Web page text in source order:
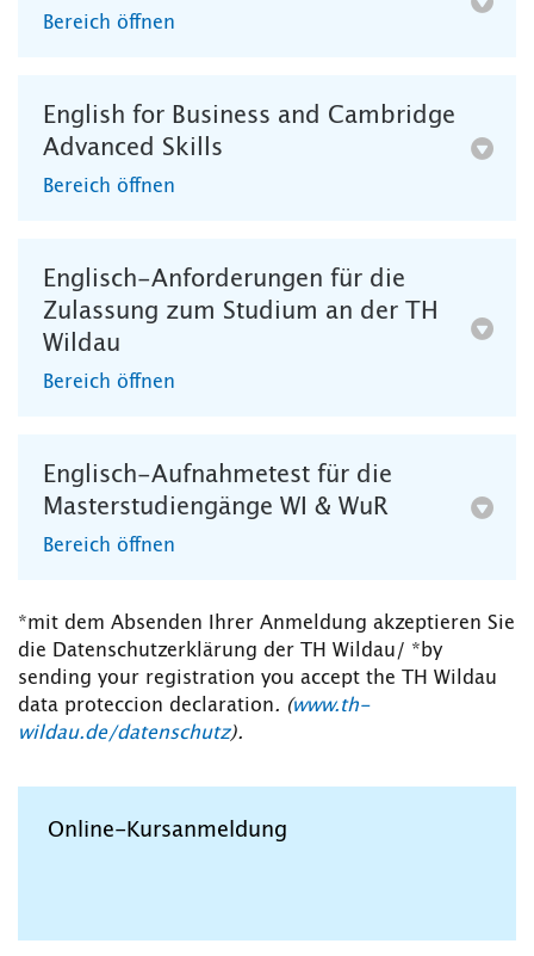
Bereich öffnen
English for Business and Cambridge
Advanced Skills
Bereich öffnen
Englisch-Anforderungen für die
Zulassung zum Studium an der TH
Wildau
Bereich öffnen
Englisch-Aufnahmetest für die
Masterstudiengänge WI & WuR
Bereich öffnen
*mit dem Absenden Ihrer Anmeldung akzeptieren Sie
die Datenschutzerklärung der TH Wildau/ *by
sending your registration you accept the TH Wildau
data proteccion declaration. (www.th-
wildau.de/datenschutz).
Online-Kursanmeldung